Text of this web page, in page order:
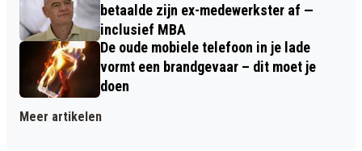
betaalde zijn ex-medewerkster af —
inclusief MBA
De oude mobiele telefoon in je lade
vormt een brandgevaar – dit moet je
doen
Meer artikelen